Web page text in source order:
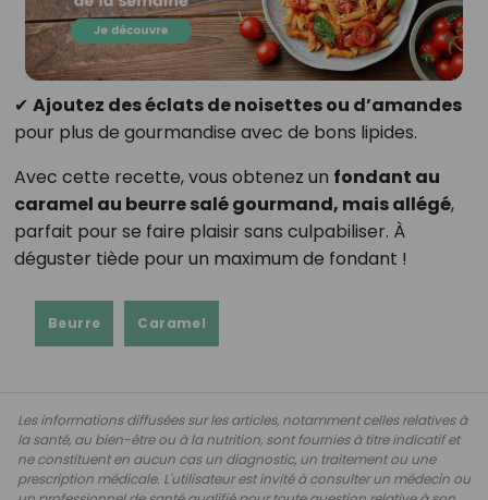
✔ Ajoutez des éclats de noisettes ou d’amandes
pour plus de gourmandise avec de bons lipides.
Avec cette recette, vous obtenez un fondant au
caramel au beurre salé gourmand, mais allégé,
parfait pour se faire plaisir sans culpabiliser. À
déguster tiède pour un maximum de fondant !
Beurre Caramel
Les informations diffusées sur les articles, notamment celles relatives à
la santé, au bien-être ou à la nutrition, sont fournies à titre indicatif et
ne constituent en aucun cas un diagnostic, un traitement ou une
prescription médicale. L'utilisateur est invité à consulter un médecin ou